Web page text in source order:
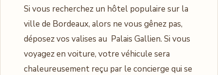
Si vous recherchez un hôtel populaire sur la
ville de Bordeaux, alors ne vous gênez pas,
déposez vos valises au Palais Gallien. Si vous
voyagez en voiture, votre véhicule sera
chaleureusement reçu par le concierge qui se